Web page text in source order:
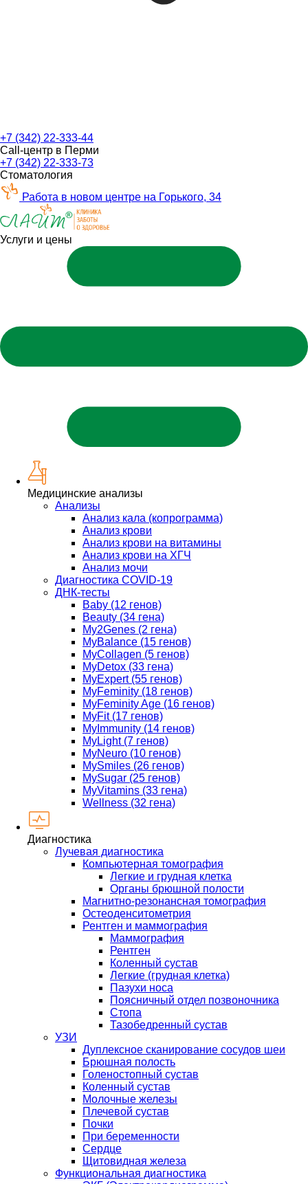
+7 (342) 22-333-44
Call-центр в Перми
+7 (342) 22-333-73
Стоматология
Работа в новом центре на Горького, 34
Услуги и цены
Медицинские анализы
Анализы
Анализ кала (копрограмма)
Анализ крови
Анализ крови на витамины
Анализ крови на ХГЧ
Анализ мочи
Диагностика COVID-19
ДНК-тесты
Baby (12 генов)
Beauty (34 гена)
My2Genes (2 гена)
MyBalance (15 генов)
MyCollagen (5 генов)
MyDetox (33 гена)
MyExpert (55 генов)
MyFeminity (18 генов)
MyFeminity Age (16 генов)
MyFit (17 генов)
MyImmunity (14 генов)
MyLight (7 генов)
MyNeuro (10 генов)
MySmiles (26 генов)
MySugar (25 генов)
MyVitamins (33 гена)
Wellness (32 гена)
Диагностика
Лучевая диагностика
Компьютерная томография
Легкие и грудная клетка
Органы брюшной полости
Магнитно-резонансная томография
Остеоденситометрия
Рентген и маммография
Маммография
Рентген
Коленный сустав
Легкие (грудная клетка)
Пазухи носа
Поясничный отдел позвоночника
Стопа
Тазобедренный сустав
УЗИ
Дуплексное сканирование сосудов шеи
Брюшная полость
Голеностопный сустав
Коленный сустав
Молочные железы
Плечевой сустав
Почки
При беременности
Сердце
Щитовидная железа
Функциональная диагностика